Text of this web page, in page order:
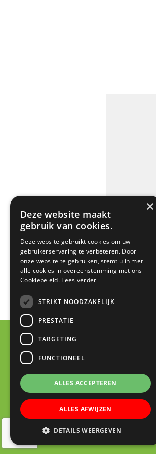
×
Deze website maakt
gebruik van cookies.
Deze website gebruikt cookies om uw
gebruikerservaring te verbeteren. Door
onze website te gebruiken, stemt u in met
alle cookies in overeenstemming met ons
Cookiebeleid. Lees verder
STRIKT NOODZAKELIJK
PRESTATIE
TARGETING
FUNCTIONEEL
ALLES ACCEPTEREN
ALLES AFWIJZEN
DETAILS WEERGEVEN